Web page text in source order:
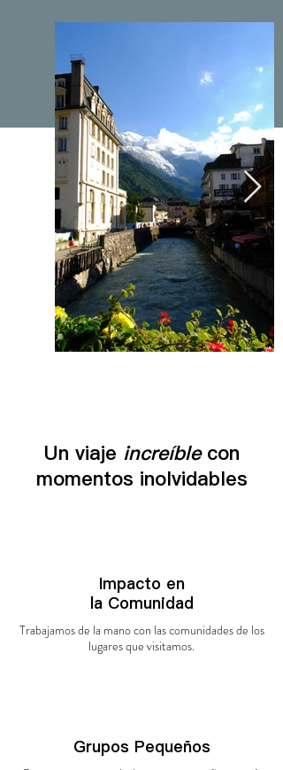
Un viaje increíblecon
momentos inolvidables
Impacto en
la Comunidad
Trabajamos de la mano con las comunidades de los
lugares que visitamos.
Grupos Pequeños